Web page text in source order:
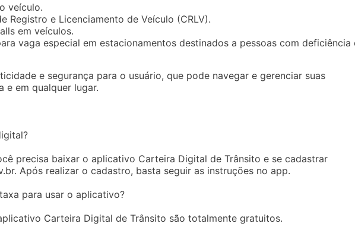
veículo.
Registro e Licenciamento de Veículo (CRLV).
em veículos.
vaga especial em estacionamentos destinados a pessoas com deficiência
e segurança para o usuário, que pode navegar e gerenciar suas
e em qualquer lugar.
precisa baixar o aplicativo Carteira Digital de Trânsito e se cadastrar
Após realizar o cadastro, basta seguir as instruções no app.
para usar o aplicativo?
Carteira Digital de Trânsito são totalmente gratuitos.